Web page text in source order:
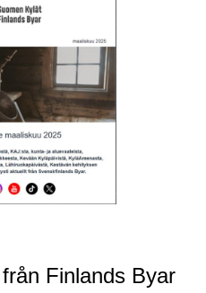
Finlands Byar